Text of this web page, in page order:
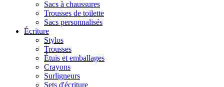
Sacs à chaussures
Trousses de toilette
Sacs personnalisés
Écriture
Stylos
Trousses
Étuis et emballages
Crayons
Surligneurs
Sets d'écriture